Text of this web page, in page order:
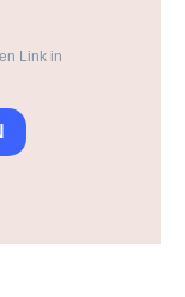
Link in